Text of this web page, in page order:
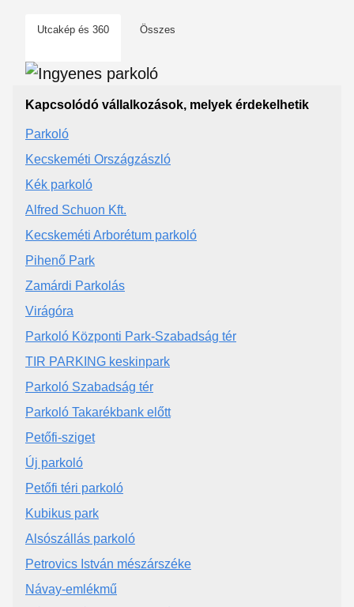
Utcakép és 360 Összes
Kapcsolódó vállalkozások, melyek érdekelhetik
Parkoló
Kecskeméti Országzászló
Kék parkoló
Alfred Schuon Kft.
Kecskeméti Arborétum parkoló
Pihenő Park
Zamárdi Parkolás
Virágóra
Parkoló Központi Park-Szabadság tér
TIR PARKING keskinpark
Parkoló Szabadság tér
Parkoló Takarékbank előtt
Petőfi-sziget
Új parkoló
Petőfi téri parkoló
Kubikus park
Alsószállás parkoló
Petrovics István mészárszéke
Návay-emlékmű